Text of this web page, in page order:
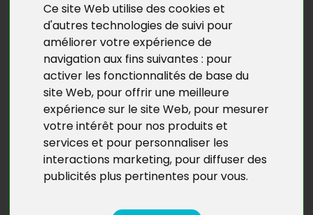
Ce site Web utilise des cookies et
d'autres technologies de suivi pour
améliorer votre expérience de
navigation aux fins suivantes : pour
activer les fonctionnalités de base du
site Web, pour offrir une meilleure
expérience sur le site Web, pour mesurer
votre intérêt pour nos produits et
services et pour personnaliser les
interactions marketing, pour diffuser des
publicités plus pertinentes pour vous.
L’Hirondelle sans
bagage